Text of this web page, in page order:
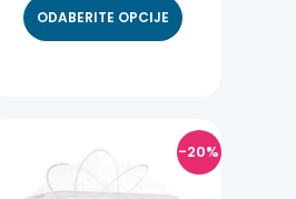
ODABERITE OPCIJE
-20%